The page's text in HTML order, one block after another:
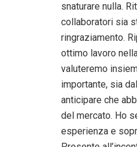
snaturare nulla.
collaboratori sia
ringraziamento.
ottimo lavoro
valuteremo
importante, sia
anticipare che
del mercato. Ho
esperienza e